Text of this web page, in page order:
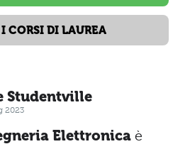
CORSI DI LAUREA
Studentville
2023
Elettronica è